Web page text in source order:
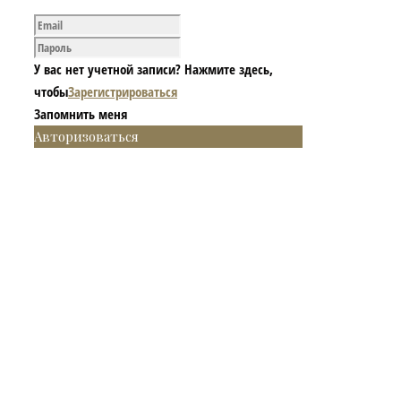
У вас нет учетной записи? Нажмите здесь,
чтобыЗарегистрироваться
Запомнить меня
Авторизоваться